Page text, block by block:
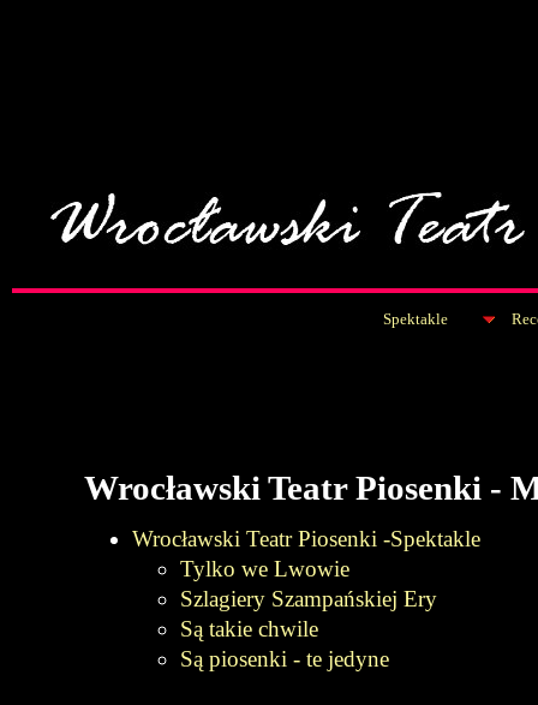
Spektakle
Wrocławski Teatr Piosenki -
Wrocławski Teatr Piosenki -Spektakle
Tylko we Lwowie
Szlagiery Szampańskiej Ery
Są takie chwile
Są piosenki - te jedyne